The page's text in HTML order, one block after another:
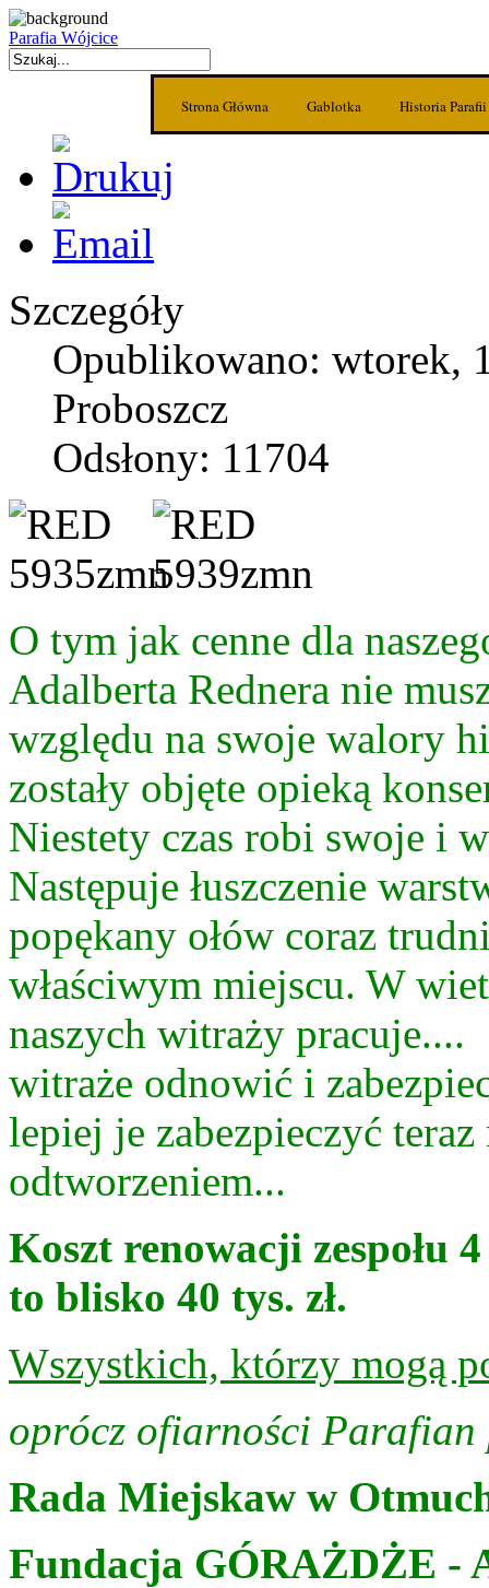
Parafia Wójcice
Strona Główna Gablotka Historia Parafii
Szczegóły
Opublikowano: wtorek,
Proboszcz
Odsłony: 11704
O tym jak cenne dla
Adalberta Rednera nie
względu na swoje walory
zostały objęte opieką
Niestety czas robi swoje i
Następuje łuszczenie
popękany ołów coraz
właściwym miejscu. W
naszych witraży
witraże odnowić i
lepiej je zabezpieczyć
odtworzeniem...
Koszt renowacji zespołu
to blisko 40 tys. zł.
Wszystkich, którzy mogą
oprócz ofiarności Parafian
Rada Miejskaw w
Fundacja GÓRAŻDŻE -